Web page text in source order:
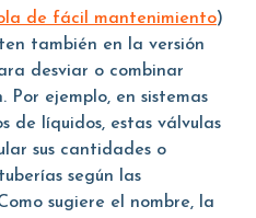
de fácil mantenimiento)
también en la versión
desviar o combinar
Por ejemplo, en sistemas
de líquidos, estas válvulas
sus cantidades o
según las
sugiere el nombre, la